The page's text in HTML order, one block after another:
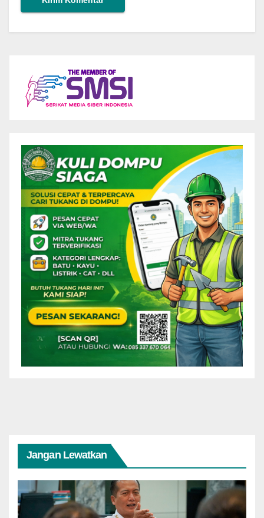
Jangan Lewatkan